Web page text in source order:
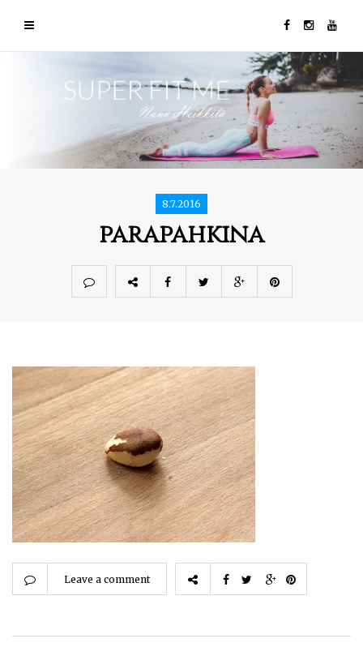
8.7.2016
parapahkina
Leave a comment